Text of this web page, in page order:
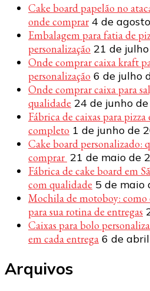
Cake board papelão no
onde comprar 4 de
Embalagem para fatia de
personalização 21 de
Onde comprar caixa kraft
personalização 6 de julho
Onde comprar caixa para
qualidade 24 de junho
Fábrica de caixas para
completo 1 de junho de
Cake board personalizado:
comprar 21 de maio de
Fábrica de cake board em
com qualidade 5 de maio
Mochila de motoboy: como
para sua rotina de entregas
Caixas para bolo
em cada entrega 6 de
Arquivos